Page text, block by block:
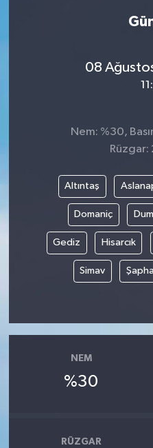
08
Nem: %30,
Altıntaş
Domaniç
Gediz Hisarcık
Simav
NEM
%30
RÜZGAR